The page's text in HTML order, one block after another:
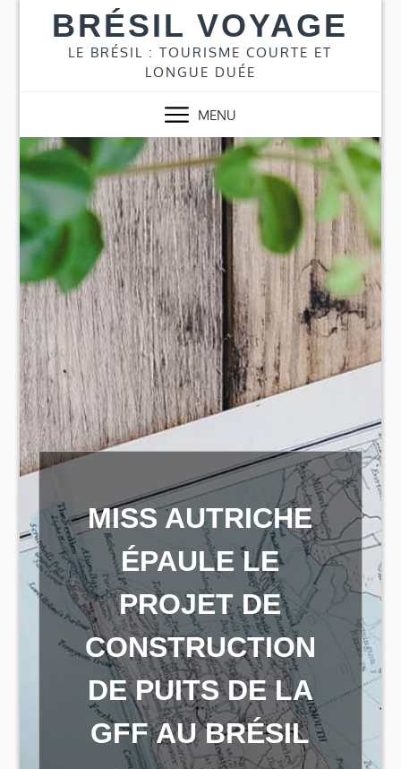
content
BRÉSIL VOYAGE
LE BRÉSIL : TOURISME COURTE ET
LONGUE DUÉE
MENU
MISS AUTRICHE
ÉPAULE LE
PROJET DE
CONSTRUCTION
DE PUITS DE LA
GFF AU BRÉSIL